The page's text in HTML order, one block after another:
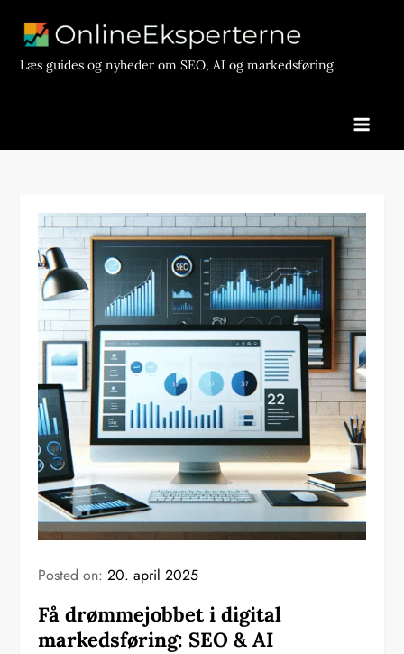
contentLæs guides og nyheder om SEO, AI og markedsføring.
Posted on:20. april 2025
Få drømmejobbet i digital
markedsføring: SEO & AI